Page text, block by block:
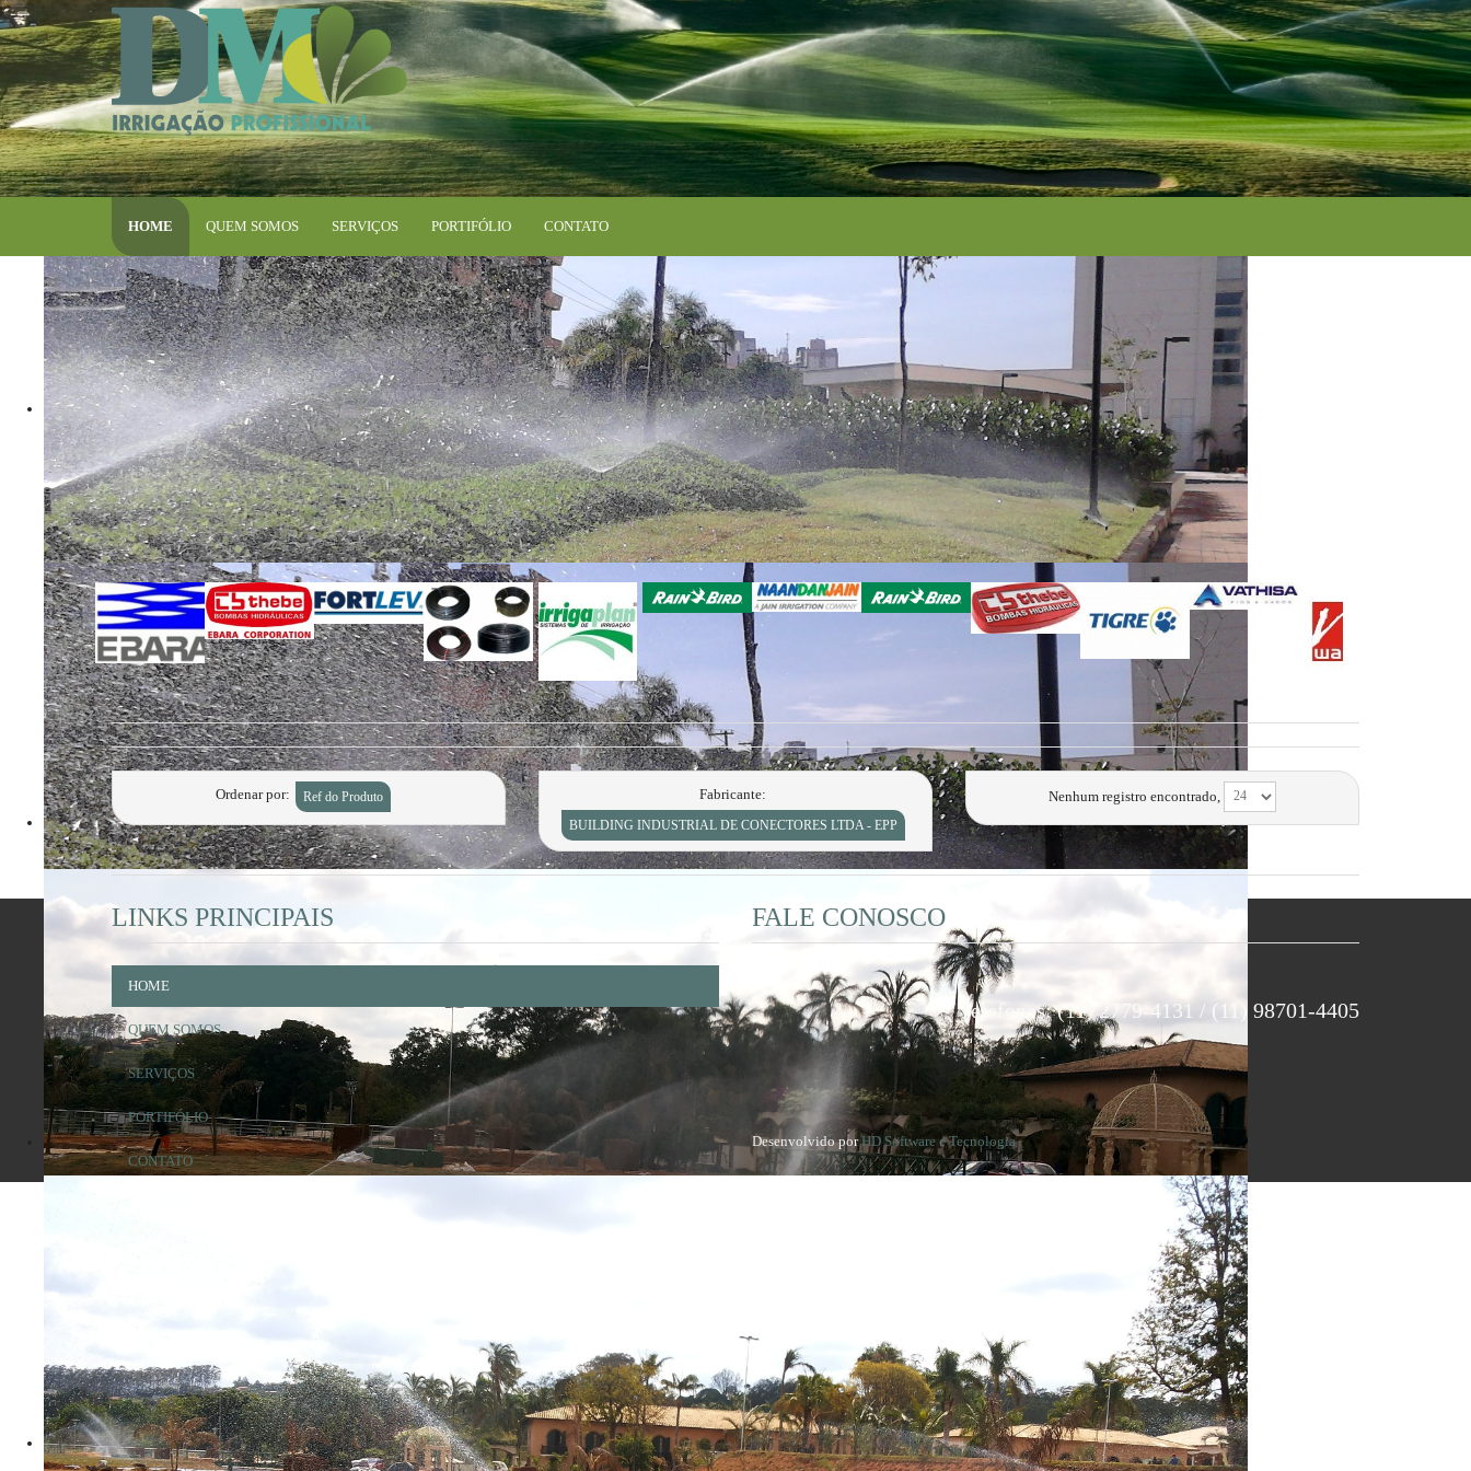
HOME QUEM SOMOS SERVIÇOS PORTIFÓLIO CONTATO
Ordenar por Ref do Produto
Fabricante:
BUILDING INDUSTRIAL DE CONECTORES LTDA - EPP
Nenhum registro encontrado,
LINKS PRINCIPAIS
HOME
QUEM SOMOS
SERVIÇOS
PORTIFÓLIO
CONTATO
FALE CONOSCO
Telefones: (11) 2779-4131 / (11) 98701-4405
Desenvolvido porHD Software e Tecnologia